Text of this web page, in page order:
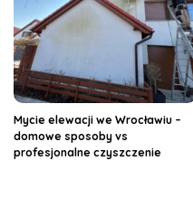
Mycie elewacji we Wrocławiu –
domowe sposoby vs
profesjonalne czyszczenie